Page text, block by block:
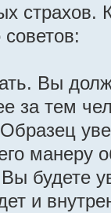
страхов.
Вы
за тем
манеру
Вы будете
и